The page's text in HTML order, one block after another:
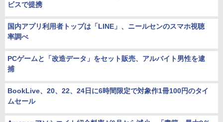
ビスで提携
国内アプリ利用者トップは「LINE」、ニールセンのスマホ視聴
率調べ
PCゲームと「改造データ」をセット販売、アルバイト男性を逮
捕
BookLive、20、22、24日に6時間限定で対象作1冊100円のタイ
ムセール